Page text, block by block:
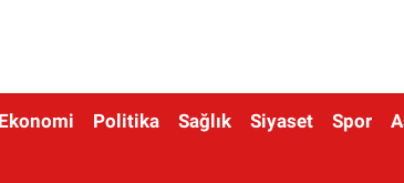
Ekonomi Politika Sağlık Siyaset Spor